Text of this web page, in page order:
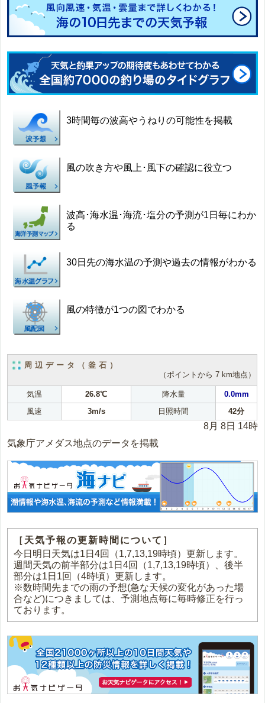
3時間毎の波高やうねりの可能性を掲載
風の吹き方や風上･風下の確認に役立つ
波高･海水温･海流･塩分の予測が1日毎にわか
る
30日先の海水温の予測や過去の情報がわかる
風の特徴が1つの図でわかる
周辺データ（釜石）
（ポイントから 7 km地点）
気温 26.8℃ 降水量
0.0mm
風速
3m/s 日照時間 42分
8月 8日 14時
気象庁アメダス地点のデータを掲載
［天気予報の更新時間について］
今日明日天気は1日4回（1,7,13,19時頃）更新します。
週間天気の前半部分は1日4回（1,7,13,19時頃）、後半
部分は1日1回（4時頃）更新します。
※数時間先までの雨の予想(急な天候の変化があった場
合など)につきましては、予測地点毎に毎時修正を行っ
ております。